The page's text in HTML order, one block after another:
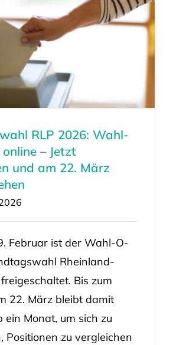
RLP 2026: Wahl-
– Jetzt
und am 22. März
Februar ist der Wahl-O-
Rheinland-
Bis zum
22. März bleibt damit
ein Monat, um sich zu
Positionen zu vergleichen